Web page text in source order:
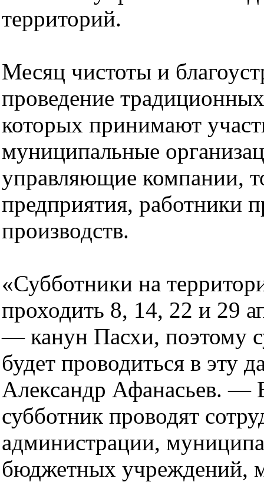
территорий.
Месяц чистоты и
проведение
которых принимают
муниципальные
управляющие компании,
предприятия, работники
производств.
«Субботники на
проходить 8, 14, 22 и 29
— канун Пасхи, поэтому
будет проводиться в эту
Александр Афанасьев. —
субботник проводят
администрации,
бюджетных учреждений,